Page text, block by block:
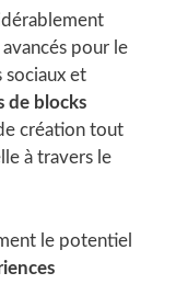
pour le
sociaux et
de blocks
création tout
à travers le
le potentiel